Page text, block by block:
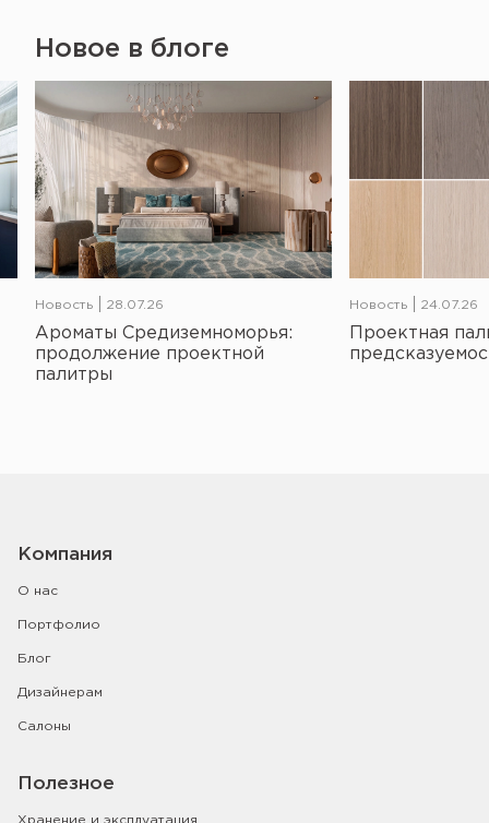
Новое в блоге
Новость 28.07.26
Ароматы Средиземноморья:
продолжение проектной
палитры
Новость 24.07.26
Проектная
Компания
О нас
Портфолио
Блог
Дизайнерам
Салоны
Полезное
Хранение и эксплуатация